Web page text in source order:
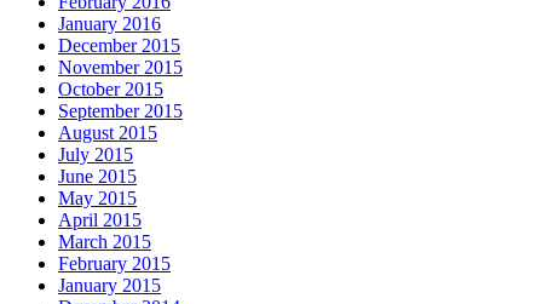
January 2016
December 2015
November 2015
October 2015
September 2015
August 2015
July 2015
June 2015
May 2015
April 2015
March 2015
February 2015
January 2015